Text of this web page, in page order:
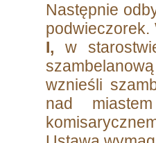
Następnie
podwieczorek.
I, w
wznieśli
nad